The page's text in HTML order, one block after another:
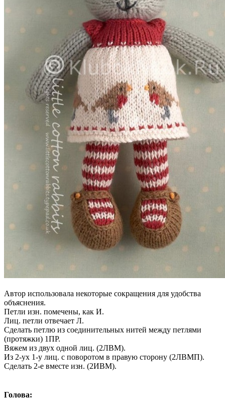
Автор использовала некоторые сокращения для удобства
объяснения.
Петли изн. помечены, как И.
Лиц. петли отвечает Л.
Сделать петлю из соединительных нитей между петлями
(протяжки) 1ПР.
Вяжем из двух одной лиц. (2ЛВМ).
Из 2-ух 1-у лиц. с поворотом в правую сторону (2ЛВМП).
Сделать 2-е вместе изн. (2ИВМ).
Голова: